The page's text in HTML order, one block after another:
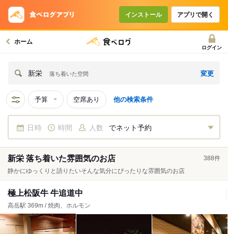
インストール アプリで開く
ホーム
ログイン
新栄 落ち着いた空間 変更
予算 空席あり 他の検索条件
日時 時間 人数 でネット予約
新栄 落ち着いた雰囲気のお店 388件
静かにゆっくりと語りたいそんな気分にぴったりな雰囲気のお店
極上松阪牛 牛追道中
高岳駅 369m / 焼肉、ホルモン